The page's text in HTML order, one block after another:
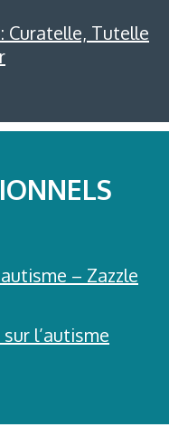
Curatelle, Tutelle
– Zazzle
l’autisme